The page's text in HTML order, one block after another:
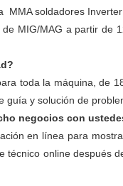
MMA soldadores
de MIG/MAG a partir de
toda la máquina, de
guía y solución de
negocios con
en línea para
técnico online después